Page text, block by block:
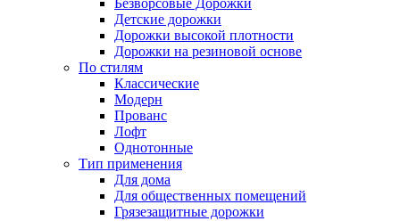
Безворсовые Дорожки
Детские дорожки
Дорожки высокой плотности
Дорожки на резиновой основе
По стилям
Классические
Модерн
Прованс
Лофт
Однотонные
Тип применения
Для дома
Для общественных помещений
Грязезащитные дорожки